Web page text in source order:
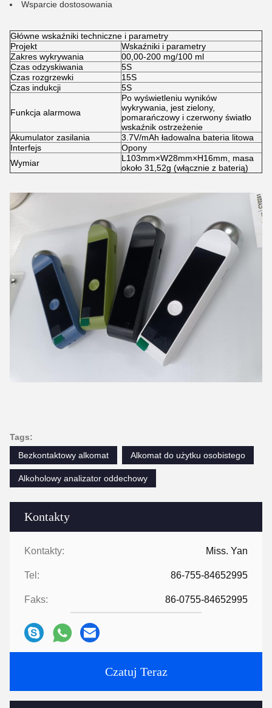
Kontakty
Kontakty: Miss. Yan
Tel: 86-755-84652995
Faks: 86-0755-84652995
Czatuj Teraz
Wsparcie dostosowania
Główne wskaźniki techniczne i parametry
Projekt
Wskaźniki i parametry
Zakres wykrywania
00,00-200 mg/100 ml
Czas odzyskiwania
5S
Czas rozgrzewki
15S
Czas indukcji
5S
Funkcja alarmowa
Po wyświetleniu wyników
wykrywania, jest zielony,
pomarańczowy i czerwony światło
wskaźnik ostrzeżenie
Akumulator zasilania
3.7V/mAh ładowalna bateria litowa
Interfejs
Opony
Wymiar
L103mm×W28mm×H16mm, masa
około 31,52g (włącznie z baterią)
Tags:
Bezkontaktowy alkomat
Alkomat do użytku osobistego
Alkoholowy analizator oddechowy